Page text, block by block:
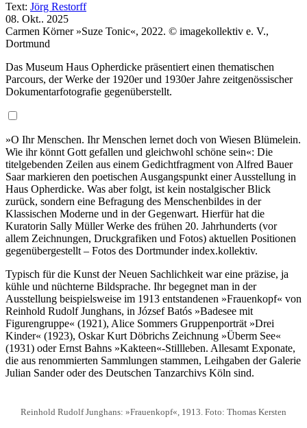
Text: Jörg Restorff
08. Okt.. 2025
Carmen Körner »Suze Tonic«, 2022. © imagekollektiv e. V.,
Dortmund
Das Museum Haus Opherdicke präsentiert einen thematischen
Parcours, der Werke der 1920er und 1930er Jahre zeitgenössischer
Dokumentarfotografie gegenüberstellt.
»O Ihr Menschen. Ihr Menschen lernet doch von Wiesen Blümelein.
Wie ihr könnt Gott gefallen und gleichwohl schöne sein«: Die
titelgebenden Zeilen aus einem Gedichtfragment von Alfred Bauer
Saar markieren den poetischen Ausgangspunkt einer Ausstellung in
Haus Opherdicke. Was aber folgt, ist kein nostalgischer Blick
zurück, sondern eine Befragung des Menschenbildes in der
Klassischen Moderne und in der Gegenwart. Hierfür hat die
Kuratorin Sally Müller Werke des frühen 20. Jahrhunderts (vor
allem Zeichnungen, Druckgrafiken und Fotos) aktuellen Positionen
gegenübergestellt – Fotos des Dortmunder index.kollektiv.
Typisch für die Kunst der Neuen Sachlichkeit war eine präzise, ja
kühle und nüchterne Bildsprache. Ihr begegnet man in der
Ausstellung beispielsweise im 1913 entstandenen »Frauenkopf« von
Reinhold Rudolf Junghans, in József Batós »Badesee mit
Figurengruppe« (1921), Alice Sommers Gruppenporträt »Drei
Kinder« (1923), Oskar Kurt Döbrichs Zeichnung »Überm See«
(1931) oder Ernst Bahns »Kakteen«-Stillleben. Allesamt Exponate,
die aus renommierten Sammlungen stammen, Leihgaben der Galerie
Julian Sander oder des Deutschen Tanzarchivs Köln sind.
Reinhold Rudolf Junghans: »Frauenkopf«, 1913. Foto: Thomas Kersten